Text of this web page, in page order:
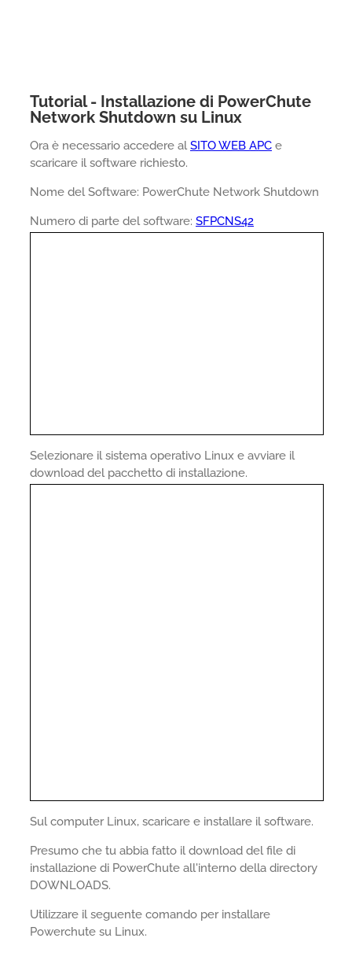
Tutorial - Installazione di PowerChute
Network Shutdown su Linux
Ora è necessario accedere alSITO WEB APC e
scaricare il software richiesto.
Nome del Software: PowerChute Network Shutdown
Numero di parte del software: SFPCNS42
Selezionare il sistema operativo Linux e avviare il
download del pacchetto di installazione.
Sul computer Linux, scaricare e installare il software.
Presumo che tu abbia fatto il download del file di
installazione di PowerChute all'interno della directory
DOWNLOADS.
Utilizzare il seguente comando per installare
Powerchute su Linux.